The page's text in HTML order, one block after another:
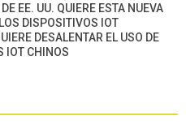
EE. UU. QUIERE ESTA NUEVA
DISPOSITIVOS IOT
DESALENTAR EL USO DE
IOT CHINOS